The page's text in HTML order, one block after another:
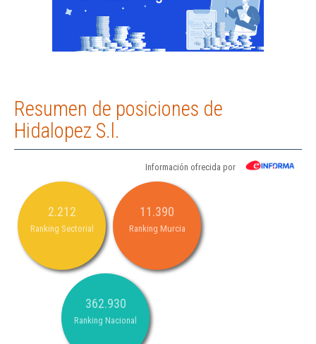
Resumen de posiciones de
Hidalopez S.l.
Información ofrecida por
2.212
Ranking Sectorial
11.390
Ranking Murcia
362.930
Ranking Nacional